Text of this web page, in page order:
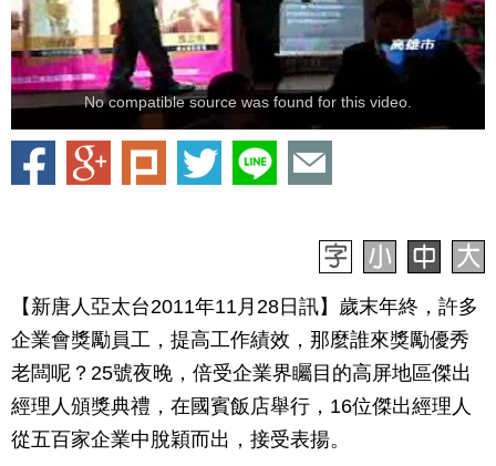
No compatible source was found for this video.
【新唐人亞太台2011年11月28日訊】歲末年終，許多
企業會獎勵員工，提高工作績效，那麼誰來獎勵優秀
老闆呢？25號夜晚，倍受企業界矚目的高屏地區傑出
經理人頒獎典禮，在國賓飯店舉行，16位傑出經理人
從五百家企業中脫穎而出，接受表揚。